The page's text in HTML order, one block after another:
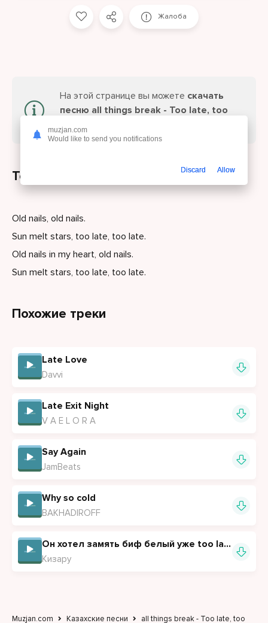
Жалоба
На этой странице вы можете скачать
песню all things break - Too late, too
late
Текст песни
Old nails, old nails.
Sun melt stars, too late, too late.
Old nails in my heart, old nails.
Sun melt stars, too late, too late.
Похожие треки
Late Love
Davvi
Late Exit Night
V A E L O R A
Say Again
JamBeats
Why so cold
BAKHADIROFF
Он хотел замять биф белый уже too late
Кизару
Muzjan.com Казахские песни all things break - Too late, too
muzjan.com
Would like to send you notifications
Discard Allow